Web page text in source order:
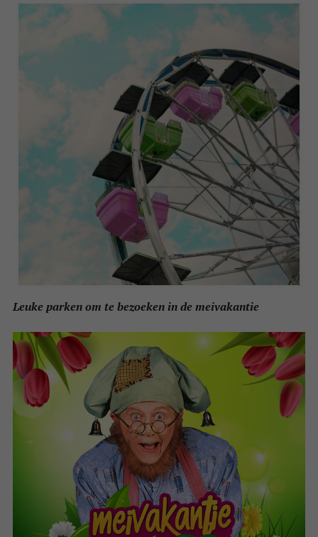
Leuke parken om te bezoeken in de meivakantie